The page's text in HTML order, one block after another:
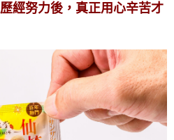
經努力後，真正用心辛苦才